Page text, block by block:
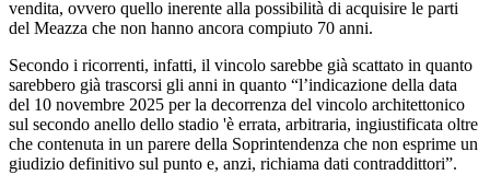
vendita, ovvero quello inerente alla possibilità di acquisire le parti
del Meazza che non hanno ancora compiuto 70 anni.
Secondo i ricorrenti, infatti, il vincolo sarebbe già scattato in quanto
sarebbero già trascorsi gli anni in quanto “l’indicazione della data
del 10 novembre 2025 per la decorrenza del vincolo architettonico
sul secondo anello dello stadio 'è errata, arbitraria, ingiustificata oltre
che contenuta in un parere della Soprintendenza che non esprime un
giudizio definitivo sul punto e, anzi, richiama dati contraddittori”.